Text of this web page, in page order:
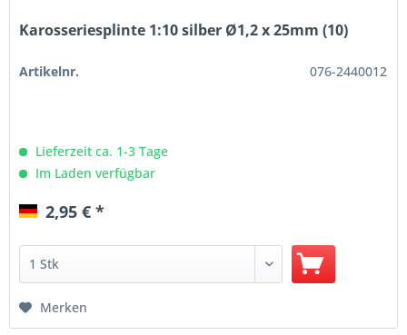
Karosseriesplinte 1:10 silber Ø1,2 x 25mm (10)
Artikelnr. 076-2440012
Lieferzeit ca. 1-3 Tage
Im Laden verfügbar
2,95 € *
Merken